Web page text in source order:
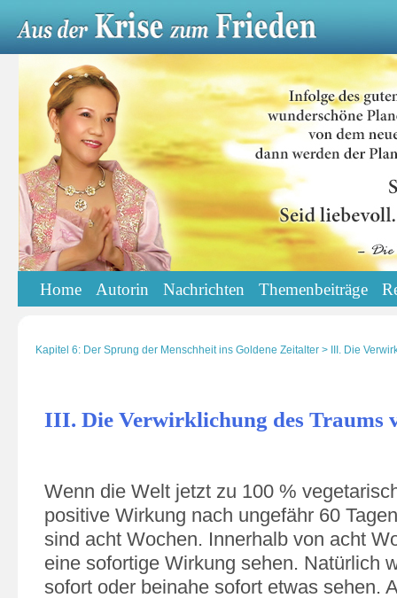
Home Autorin Nachrichten Themenbeiträge
Kapitel 6: Der Sprung der Menschheit ins Goldene Zeitalter > III. Die
III. Die Verwirklichung des Traums
Wenn die Welt jetzt zu 100 %
positive Wirkung nach ungefähr 60
sind acht Wochen. Innerhalb von acht
eine sofortige Wirkung sehen. Natürlich
sofort oder beinahe sofort etwas sehen.